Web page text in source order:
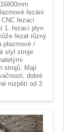
řezání
řezací
1. řezací plyn
řezat různý
plazmové /
styl stroje
strojů. Mají
dobré
rozpětí od 3